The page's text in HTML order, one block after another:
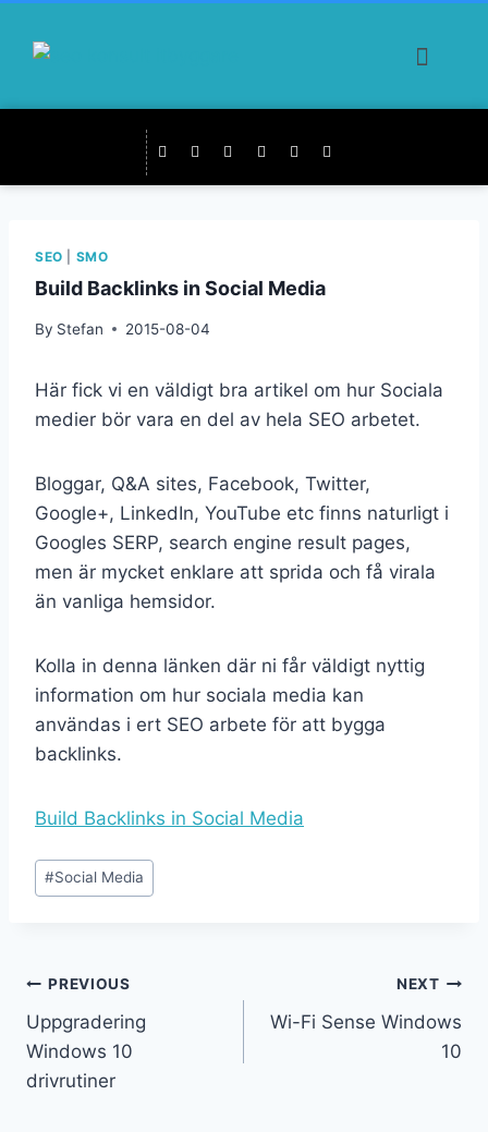
SEO SMO
Build Backlinks in Social Media
By Stefan 2015-08-04
Här fick vi en väldigt bra artikel om hur Sociala
medier bör vara en del av hela SEO arbetet.
Bloggar, Q&A sites, Facebook, Twitter,
Google+, LinkedIn, YouTube etc finns naturligt i
Googles SERP, search engine result pages,
men är mycket enklare att sprida och få virala
än vanliga hemsidor.
Kolla in denna länken där ni får väldigt nyttig
information om hur sociala media kan
användas i ert SEO arbete för att bygga
backlinks.
Build Backlinks in Social Media
#Social Media
PREVIOUS
Uppgradering
Windows 10
drivrutiner
NEXT
Wi-Fi Sense Windows
10